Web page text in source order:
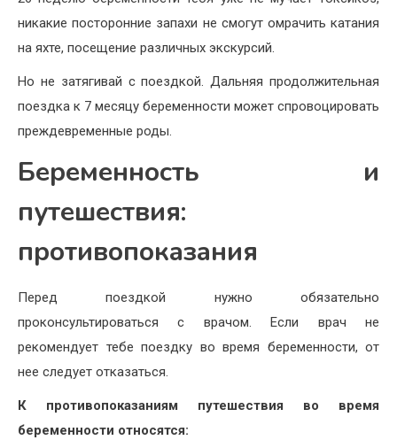
никакие посторонние запахи не смогут омрачить катания
на яхте, посещение различных экскурсий.
Но не затягивай с поездкой. Дальняя продолжительная
поездка к 7 месяцу беременности может спровоцировать
преждевременные роды.
Беременность и
путешествия:
противопоказания
Перед поездкой нужно обязательно
проконсультироваться с врачом. Если врач не
рекомендует тебе поездку во время беременности, от
нее следует отказаться.
К противопоказаниям путешествия во время
беременности относятся: